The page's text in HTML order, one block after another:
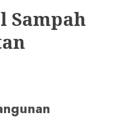
Sampah